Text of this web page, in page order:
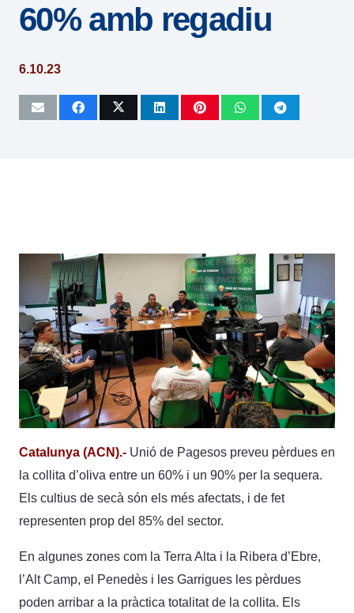
60% amb regadiu
6.10.23
Catalunya (ACN).- Unió de Pagesos preveu pèrdues en
la collita d’oliva entre un 60% i un 90% per la sequera.
Els cultius de secà són els més afectats, i de fet
representen prop del 85% del sector.
En algunes zones com la Terra Alta i la Ribera d’Ebre,
l’Alt Camp, el Penedès i les Garrigues les pèrdues
poden arribar a la pràctica totalitat de la collita. Els